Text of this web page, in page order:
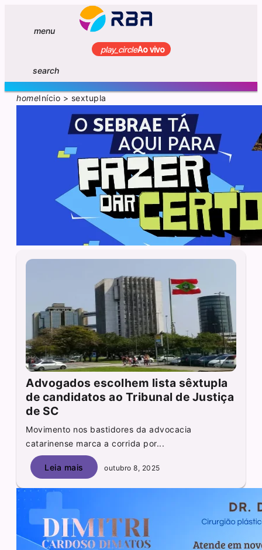
menu
play_circleAo vivo
search
homeInício > sextupla
Advogados escolhem lista sêxtupla
de candidatos ao Tribunal de Justiça
de SC
Movimento nos bastidores da advocacia
catarinense marca a corrida por...
Leia mais outubro 8, 2025